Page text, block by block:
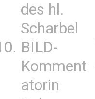
des hl.
Scharbel
BILD-
Komment
atorin